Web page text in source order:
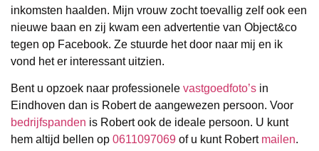
inkomsten haalden. Mijn vrouw zocht toevallig zelf ook een
nieuwe baan en zij kwam een advertentie van Object&co
tegen op Facebook. Ze stuurde het door naar mij en ik
vond het er interessant uitzien.
Bent u opzoek naar professionele vastgoedfoto’s in
Eindhoven dan is Robert de aangewezen persoon. Voor
bedrijfspanden is Robert ook de ideale persoon. U kunt
hem altijd bellen op 0611097069 of u kunt Robert mailen.